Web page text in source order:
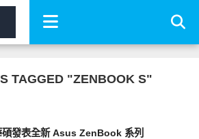
TAGGED "ZENBOOK S"
碩發表全新 Asus ZenBook 系列